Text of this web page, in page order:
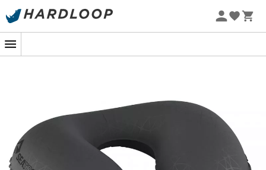
Zomeraanbiedingen 🔥 -5% EXTRA vanaf 2 producten* met